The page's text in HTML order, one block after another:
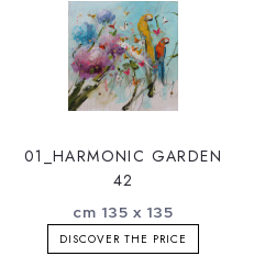
01_HARMONIC GARDEN
42
cm 135 x 135
DISCOVER THE PRICE